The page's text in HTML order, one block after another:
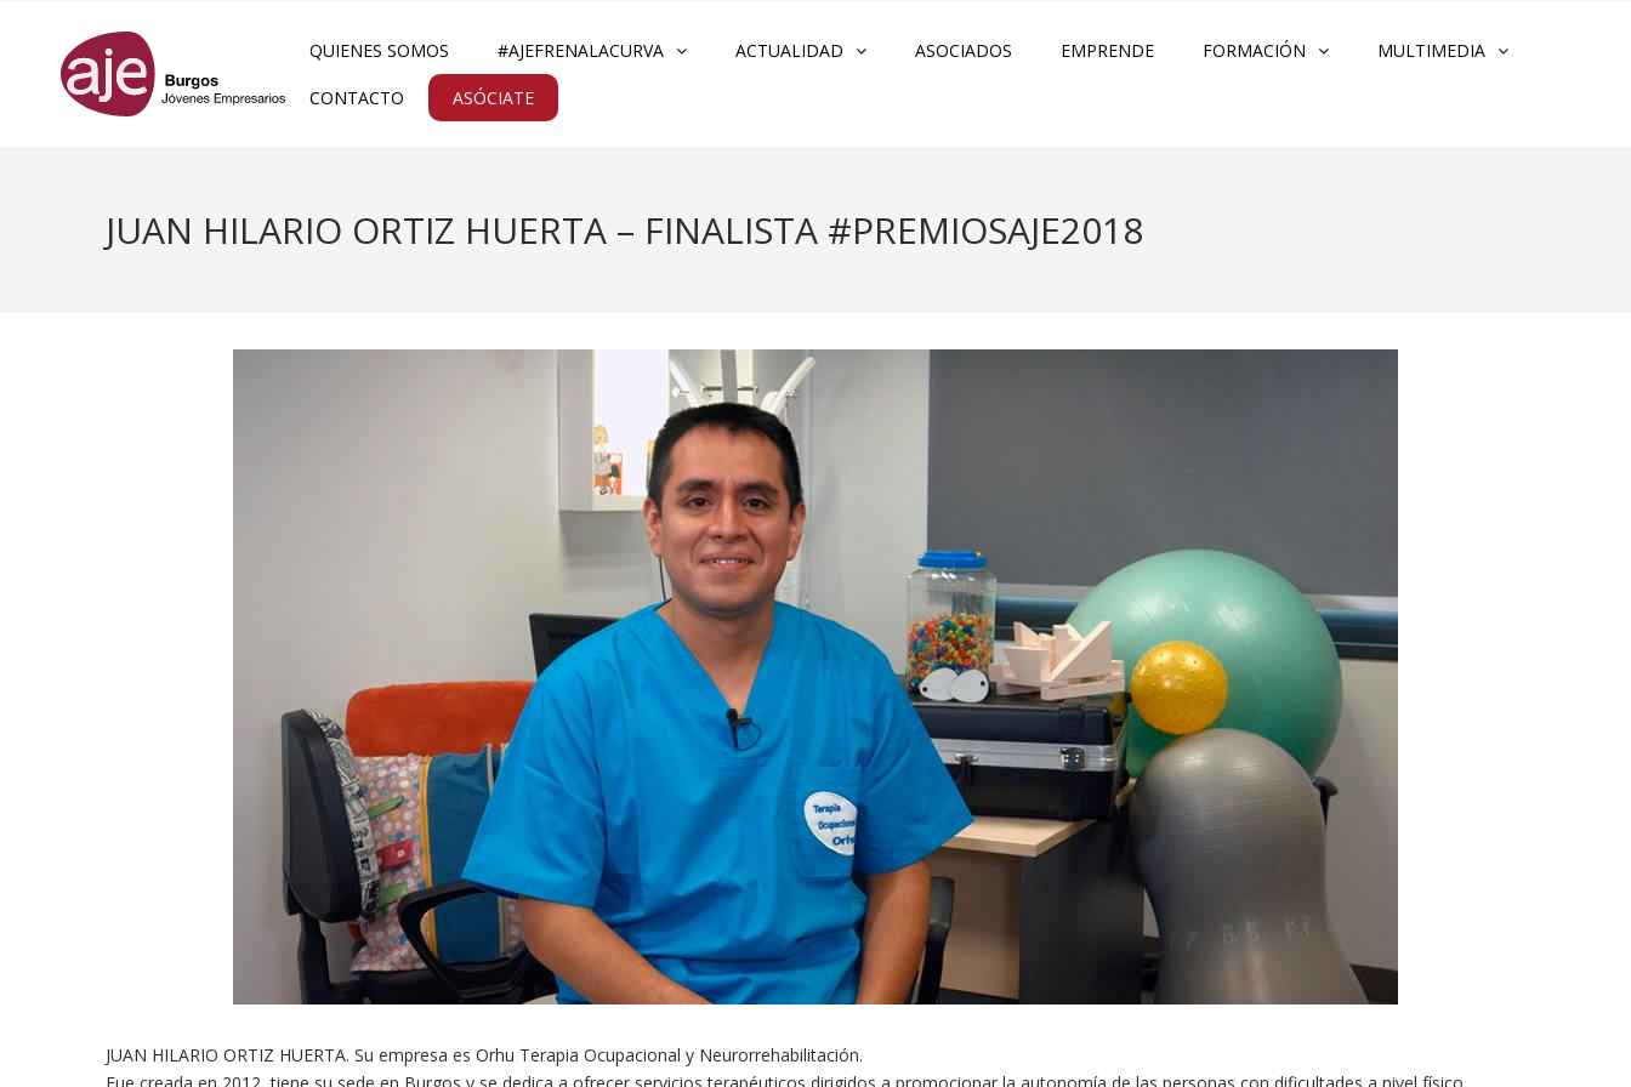
QUIENES SOMOS #AJEFRENALACURVA ACTUALIDAD ASOCIADOS EMPRENDE FORMACIÓN MULTIMEDIA
CONTACTO ASÓCIATE
JUAN HILARIO ORTIZ HUERTA – FINALISTA #PREMIOSAJE2018
JUAN HILARIO ORTIZ HUERTA. Su empresa es Orhu Terapia Ocupacional y Neurorrehabilitación.